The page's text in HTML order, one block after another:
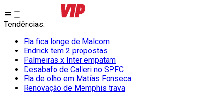
Tendências:
Fla fica longe de Malcom
Endrick tem 2 propostas
Palmeiras x Inter empatam
Desabafo de Calleri no SPFC
Fla de olho em Matías Fonseca
Renovação de Memphis trava